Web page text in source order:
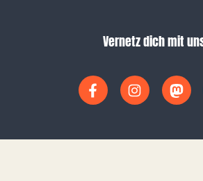
Vernetz dich mit